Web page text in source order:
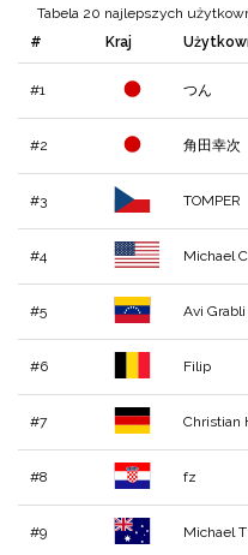
Tabela 20 najlepszych
#
Kraj
#1 つん
#2 角田幸次
#3 TOMPER
#4 Michael
#5 Avi Grabli
#6 Filip
#7 Christian
#8 fz
#9 Michael